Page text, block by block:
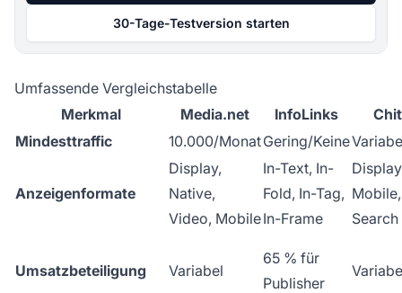
30-Tage-Testversion starten
Umfassende Vergleichstabelle
Merkmal
Media.net InfoLinks
Mindesttraffic
10.000/MonatGering/Keine
Anzeigenformate
Display,
Native,
Video, Mobile
In-Text, In-
Fold, In-Tag,
In-Frame
Search
Umsatzbeteiligung Variabel
65 % für
Publisher